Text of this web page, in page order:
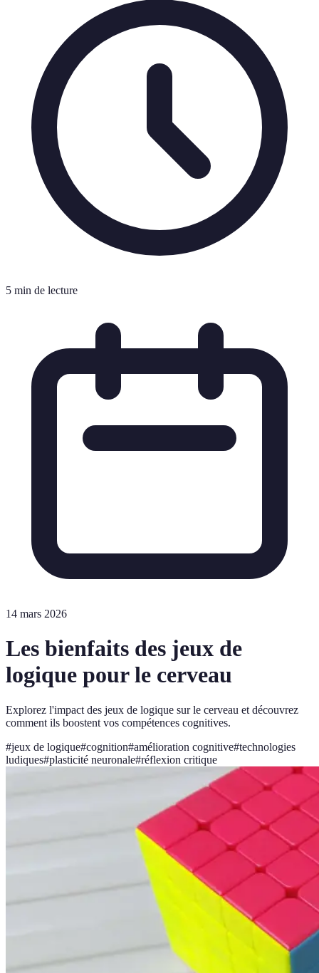
5 min de lecture
14 mars 2026
Les bienfaits des jeux de
logique pour le cerveau
Explorez l'impact des jeux de logique sur le cerveau et découvrez
comment ils boostent vos compétences cognitives.
#jeux de logique#cognition#amélioration cognitive#technologies
ludiques#plasticité neuronale#réflexion critique